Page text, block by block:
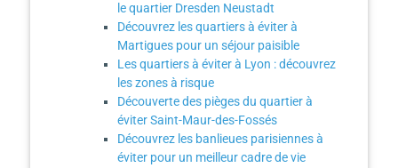
le quartier Dresden Neustadt
Découvrez les quartiers à éviter à
Martigues pour un séjour paisible
Les quartiers à éviter à Lyon : découvrez
les zones à risque
Découverte des pièges du quartier à
éviter Saint-Maur-des-Fossés
Découvrez les banlieues parisiennes à
éviter pour un meilleur cadre de vie